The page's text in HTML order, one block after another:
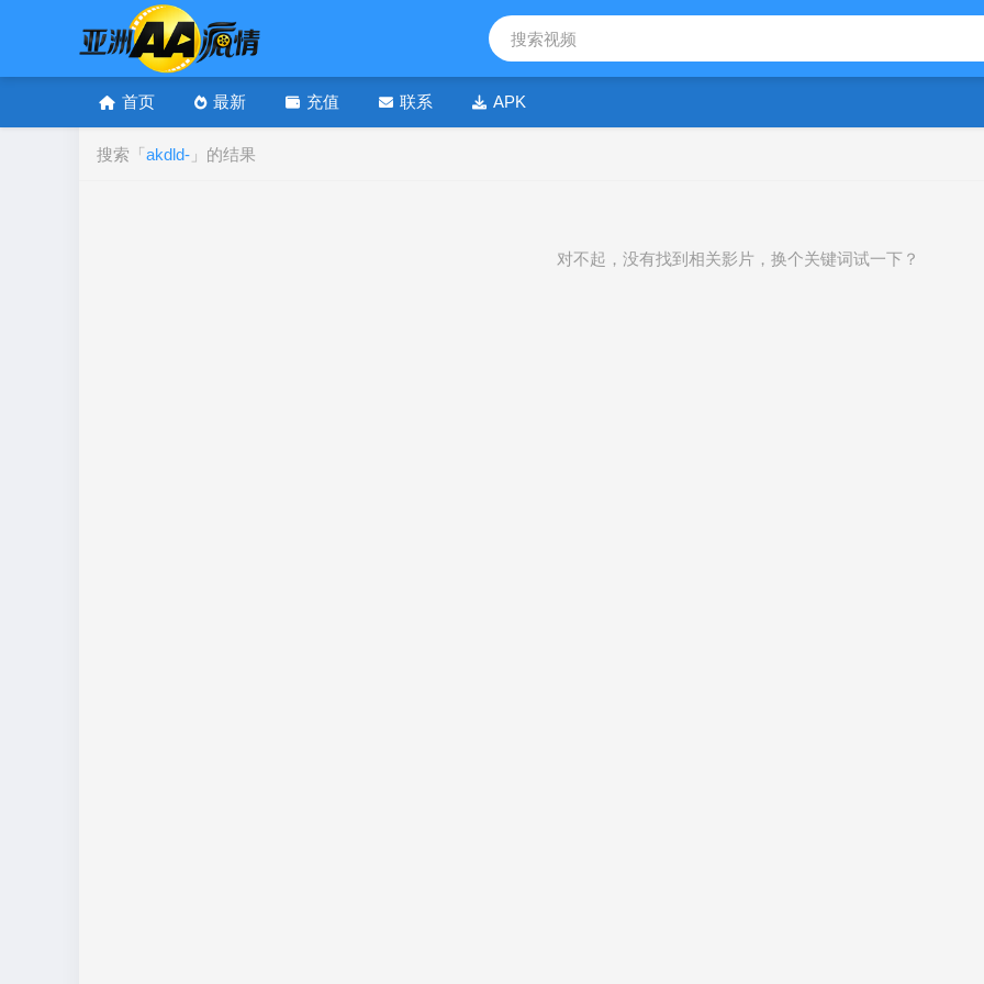
首页 最新 充值 联系 APK
搜索「akdld- 」的结果
对不起，没有找到相关影片，换个关键词试一下？